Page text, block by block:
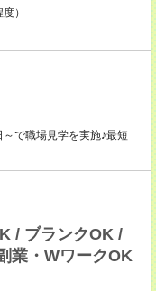
）
で職場見学を実施♪最短
/ ブランクOK /
業・WワークOK